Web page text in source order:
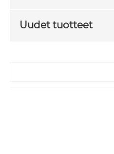
Uudet tuotteet